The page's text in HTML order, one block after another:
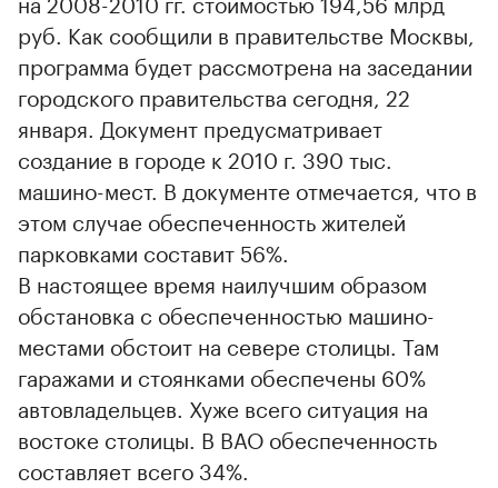
руб. Как сообщили в правительстве Москвы,
программа будет рассмотрена на заседании
городского правительства сегодня, 22
января. Документ предусматривает
создание в городе к 2010 г. 390 тыс.
машино-мест. В документе отмечается, что в
этом случае обеспеченность жителей
парковками составит 56%.
В настоящее время наилучшим образом
обстановка с обеспеченностью машино-
местами обстоит на севере столицы. Там
гаражами и стоянками обеспечены 60%
автовладельцев. Хуже всего ситуация на
востоке столицы. В ВАО обеспеченность
составляет всего 34%.